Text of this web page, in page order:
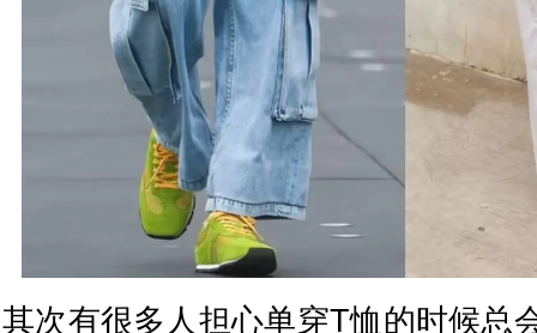
其次有很多人担心单穿T恤的时候总